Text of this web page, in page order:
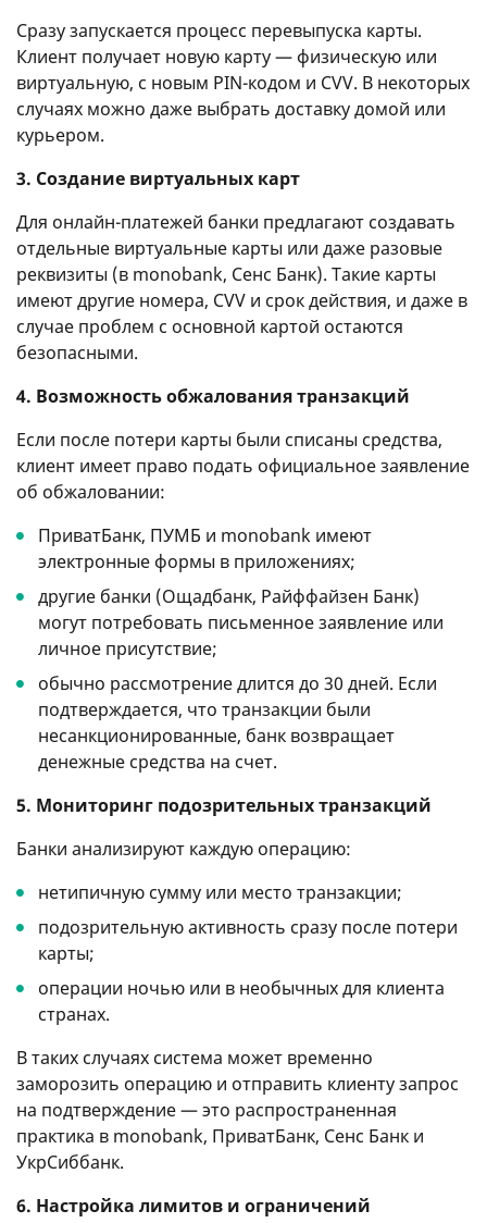
Сразу запускается процесс перевыпуска карты.
Клиент получает новую карту — физическую или
виртуальную, с новым PIN-кодом и CVV. В некоторых
случаях можно даже выбрать доставку домой или
курьером.
3. Создание виртуальных карт
Для онлайн-платежей банки предлагают создавать
отдельные виртуальные карты или даже разовые
реквизиты (в monobank, Сенс Банк). Такие карты
имеют другие номера, CVV и срок действия, и даже в
случае проблем с основной картой остаются
безопасными.
4. Возможность обжалования транзакций
Если после потери карты были списаны средства,
клиент имеет право подать официальное заявление
об обжаловании:
ПриватБанк, ПУМБ и monobank имеют
электронные формы в приложениях;
другие банки (Ощадбанк, Райффайзен Банк)
могут потребовать письменное заявление или
личное присутствие;
обычно рассмотрение длится до 30 дней. Если
подтверждается, что транзакции были
несанкционированные, банк возвращает
денежные средства на счет.
5. Мониторинг подозрительных транзакций
Банки анализируют каждую операцию:
нетипичную сумму или место транзакции;
подозрительную активность сразу после потери
карты;
операции ночью или в необычных для клиента
странах.
В таких случаях система может временно
заморозить операцию и отправить клиенту запрос
на подтверждение — это распространенная
практика в monobank, ПриватБанк, Сенс Банк и
УкрСиббанк.
6. Настройка лимитов и ограничений